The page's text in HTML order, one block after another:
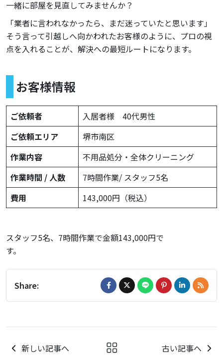
一緒に部屋を見直してみませんか？
「業者に言われなかったら、まだ迷っていたと思います」
そう言って引越しへ向かわれたお客様のように、プロの視
点を入れることが、解決への最短ルートになります。
お客様情報
ご依頼者
入居者様 40代男性
ご依頼エリア
堺市南区
作業内容
不用品処分・全体クリーニング
作業時間 / 人数
7時間作業/ スタッフ5名
費用
143,000円（税込）
スタッフ5名、7時間作業で金額143,000円で
Share:
新しい記事へ 古い記事へ